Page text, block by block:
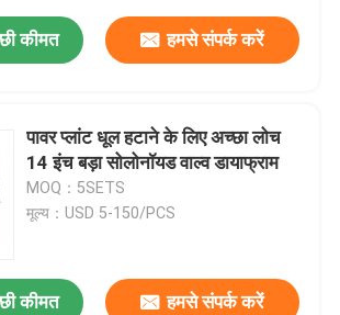
कीमत हमसे संपर्क करें
पावर प्लांट धूल हटाने के लिए अच्छा लोच
14 इंच बड़ा सोलोनॉयड वाल्व डायाफ्राम
MOQ：5SETS
मूल्य：USD 5-150/PCS
कीमत हमसे संपर्क करें